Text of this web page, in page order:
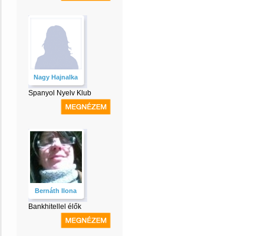
Nagy Hajnalka
Spanyol Nyelv Klub
Bernáth Ilona
Bankhitellel élők